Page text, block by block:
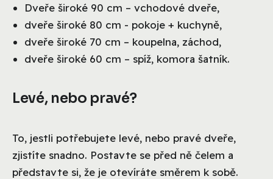
Dveře široké 90 cm – vchodové dveře,
dveře široké 80 cm - pokoje + kuchyně,
dveře široké 70 cm – koupelna, záchod,
dveře široké 60 cm – spíž, komora šatník.
Levé, nebo pravé?
To, jestli potřebujete levé, nebo pravé dveře,
zjistíte snadno. Postavte se před ně čelem a
představte si, že je otevíráte směrem k sobě.